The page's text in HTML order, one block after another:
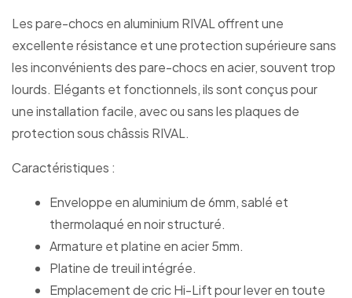
Les pare-chocs en aluminium RIVAL offrent une
excellente résistance et une protection supérieure sans
les inconvénients des pare-chocs en acier, souvent trop
lourds. Elégants et fonctionnels, ils sont conçus pour
une installation facile, avec ou sans les plaques de
protection sous châssis RIVAL.
Caractéristiques :
Enveloppe en aluminium de 6mm, sablé et
thermolaqué en noir structuré.
Armature et platine en acier 5mm.
Platine de treuil intégrée.
Emplacement de cric Hi-Lift pour lever en toute